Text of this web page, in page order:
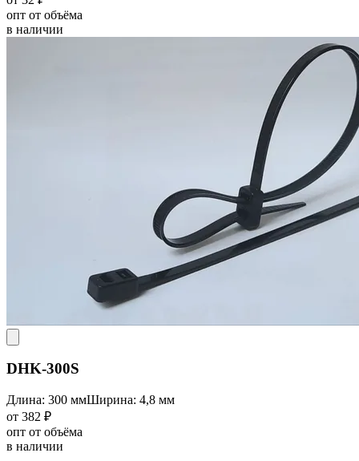
опт от объёма
в наличии
DHK-300S
Длина: 300 ммШирина: 4,8 мм
от 382 ₽
опт от объёма
в наличии